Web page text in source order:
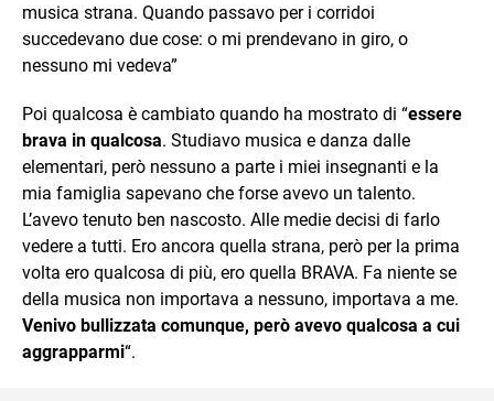
musica strana. Quando passavo per i corridoi
succedevano due cose: o mi prendevano in giro, o
nessuno mi vedeva”
Poi qualcosa è cambiato quando ha mostrato di “essere
brava in qualcosa. Studiavo musica e danza dalle
elementari, però nessuno a parte i miei insegnanti e la
mia famiglia sapevano che forse avevo un talento.
L’avevo tenuto ben nascosto. Alle medie decisi di farlo
vedere a tutti. Ero ancora quella strana, però per la prima
volta ero qualcosa di più, ero quella BRAVA. Fa niente se
della musica non importava a nessuno, importava a me.
Venivo bullizzata comunque, però avevo qualcosa a cui
aggrapparmi“.